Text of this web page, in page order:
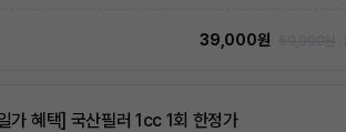
39,000원
가 혜택] 국산필러 1cc 1회 한정가